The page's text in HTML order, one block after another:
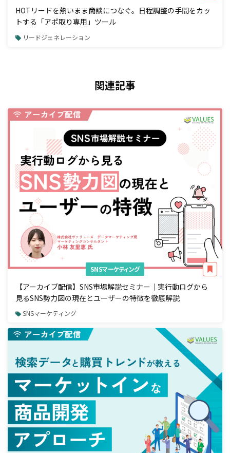
HOTリードを熱いまま商談につなぐ。日程調整の手間をカッ
トする「アポ取り専用」ツール
リードジェネレーション
関連記事
SNSマーケティング
【アーカイブ配信】SNS市場解説セミナー｜実行動ログから
見るSNS勢力図の現在とユーザーの特徴を徹底解説
SNSマーケティング